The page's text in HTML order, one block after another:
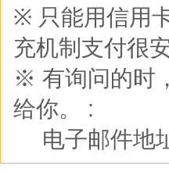
※ 只能用信用
充机制支付很安
※ 有询问的时
给你。 :
电子邮件地